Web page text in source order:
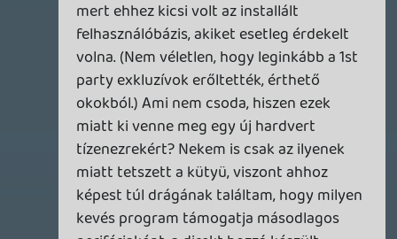
Én azért bízom benne, hogy a digitális
disztribúció mellett megmarad a fizikai
példányok forgalmazása is. Bár Steam-en
is van pár játékom, illetve Games on
Demand-ról is vásároltam már jó párszor,
azért bizakodom, hogy nem (csak!) ez a
fajtája marad fent az értékesítésnek!
Tom 2013.06.21 22:08:20